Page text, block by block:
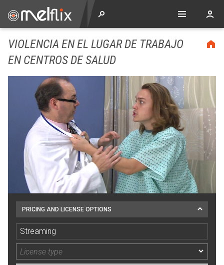
VIOLENCIA EN EL LUGAR DE TRABAJO
EN CENTROS DE SALUD
PRICING AND LICENSE OPTIONS
Streaming